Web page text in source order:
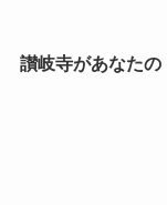
讃岐寺があなた